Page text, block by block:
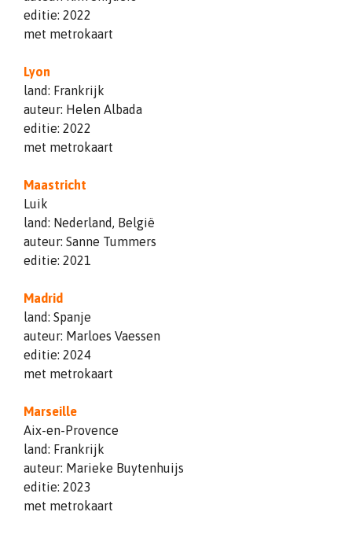
editie: 2022
met metrokaart
Lyon
land: Frankrijk
auteur: Helen Albada
editie: 2022
met metrokaart
Maastricht
Luik
land: Nederland, België
auteur: Sanne Tummers
editie: 2021
Madrid
land: Spanje
auteur: Marloes Vaessen
editie: 2024
met metrokaart
Marseille
Aix-en-Provence
land: Frankrijk
auteur: Marieke Buytenhuijs
editie: 2023
met metrokaart